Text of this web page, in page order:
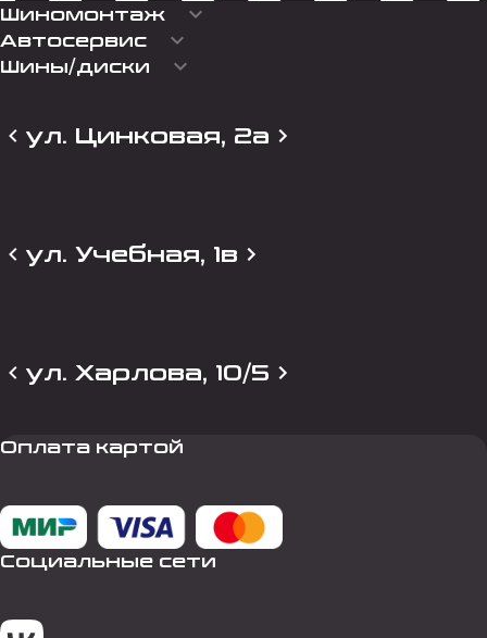
Шиномонтаж keyboard_arrow_down
Автосервис keyboard_arrow_down
Шины/диски keyboard_arrow_down
ул. Цинковая, 2а
ул. Учебная, 1в
ул. Харлова, 10/5
Оплата картой
Социальные сети